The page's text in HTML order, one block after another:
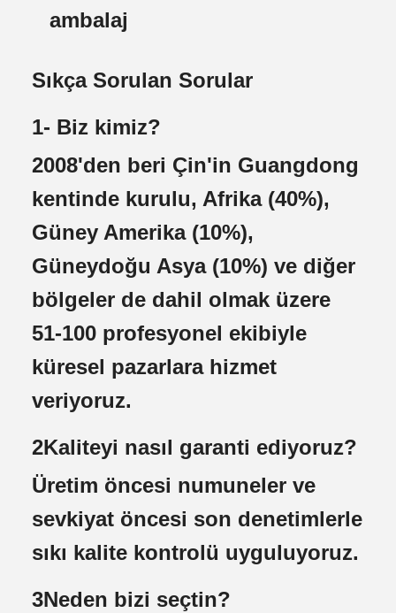
ambalaj
Sıkça Sorulan Sorular
1- Biz kimiz?
2008'den beri Çin'in Guangdong
kentinde kurulu, Afrika (40%),
Güney Amerika (10%),
Güneydoğu Asya (10%) ve diğer
bölgeler de dahil olmak üzere
51-100 profesyonel ekibiyle
küresel pazarlara hizmet
veriyoruz.
2Kaliteyi nasıl garanti ediyoruz?
Üretim öncesi numuneler ve
sevkiyat öncesi son denetimlerle
sıkı kalite kontrolü uyguluyoruz.
3Neden bizi seçtin?